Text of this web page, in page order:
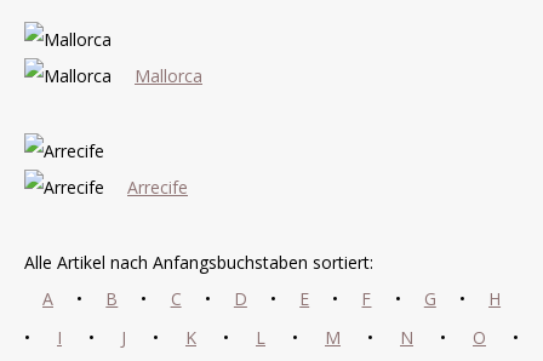
Mallorca
Arrecife
Alle Artikel nach Anfangsbuchstaben sortiert:
A
• B • C • D • E • F • G •
H
•
I • J • K • L • M • N • O •